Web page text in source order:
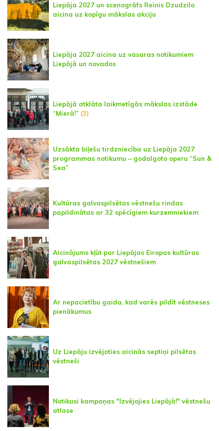
Liepāja 2027 un scenogrāfs Reinis Dzudzilo
aicina uz kopīgu mākslas akciju
Liepāja 2027 aicina uz vasaras notikumiem
Liepājā un novados
Liepājā atklāta laikmetīgās mākslas izstāde
“Mierā!” (3)
Uzsākta biļešu tirdzniecība uz Liepāja 2027
programmas notikumu – godalgoto operu “Sun &
Sea”
Kultūras galvaspilsētas vēstnešu rindas
papildinātas ar 32 spēcīgiem kurzemniekiem
Aicinājums kļūt par Liepājas Eiropas kultūras
galvaspilsētas 2027 vēstnešiem
Ar nepacietību gaida, kad varēs pildīt vēstneses
pienākumus
Uz Liepāju izvējoties aicinās septiņi pilsētas
vēstneši
Notikusi kampaņas "Izvējojies Liepājā!" vēstnešu
atlase